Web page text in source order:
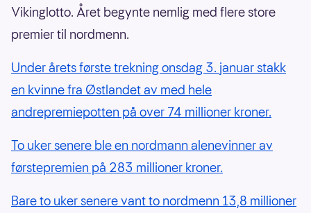
Vikinglotto. Året begynte nemlig med flere store
premier til nordmenn.
Under årets første trekning onsdag 3. januar stakk
en kvinne fra Østlandet av med hele
andrepremiepotten på over 74 millioner kroner.
To uker senere ble en nordmann alenevinner av
førstepremien på 283 millioner kroner.
Bare to uker senere vant to nordmenn 13,8 millioner